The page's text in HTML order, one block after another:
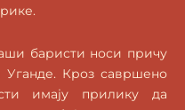
баристи носи причу
Кроз савршено
имају прилику да